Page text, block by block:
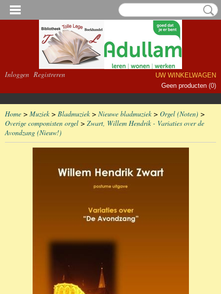
Inloggen Registreren
UW WINKELWAGEN
Geen producten (0)
Home > Muziek> Bladmuziek> Nieuwe bladmuziek> Orgel (Noten) >
Overige componisten orgel > Zwart, Willem Hendrik - Variaties over de
Avondzang (Nieuw!)